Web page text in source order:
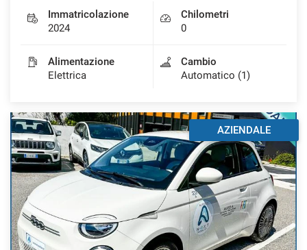
Immatricolazione
2024
Chilometri
0
Alimentazione
Elettrica
Cambio
Automatico (1)
AZIENDALE